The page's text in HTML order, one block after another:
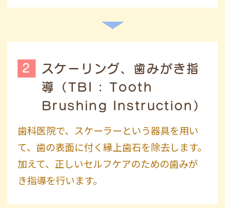
2
スケーリング、歯みがき指
導
（TBI : Tooth
Brushing Instruction）
歯科医院で、スケーラーという器具を用い
て、歯の表面に付く縁上歯石を除去します。
加えて、正しいセルフケアのための歯みが
き指導を行います。